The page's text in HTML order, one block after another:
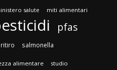
salute miti alimentari
pfas
ritiro salmonella
alimentare studio